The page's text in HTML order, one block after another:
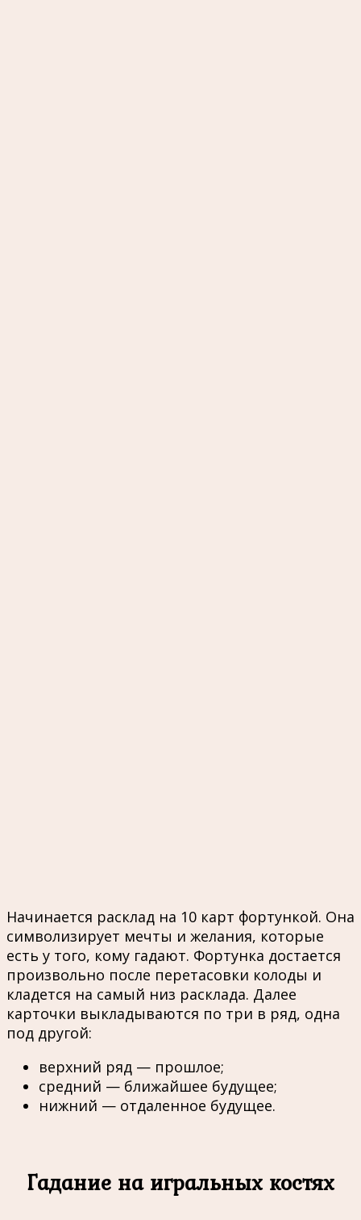
Начинается расклад на 10 карт фортункой. Она
символизирует мечты и желания, которые
есть у того, кому гадают. Фортунка достается
произвольно после перетасовки колоды и
кладется на самый низ расклада. Далее
карточки выкладываются по три в ряд, одна
под другой:
верхний ряд — прошлое;
средний — ближайшее будущее;
нижний — отдаленное будущее.
Гадание на игральных костях